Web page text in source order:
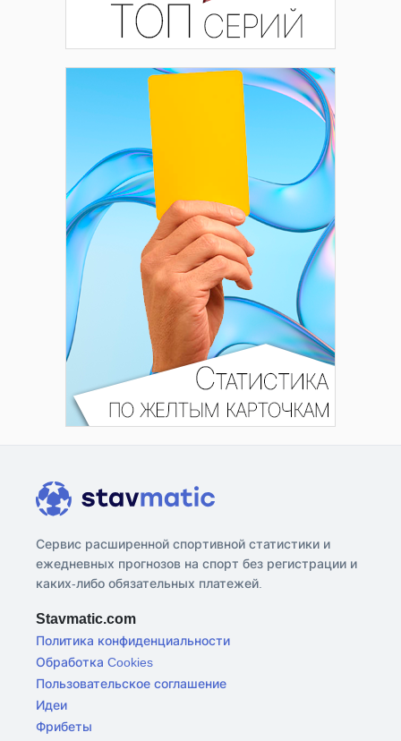
Сервис расширенной спортивной статистики и
ежедневных прогнозов на спорт без регистрации и
каких-либо обязательных платежей.
Stavmatic.com
Политика конфиденциальности
Обработка Cookies
Пользовательское соглашение
Идеи
Фрибеты